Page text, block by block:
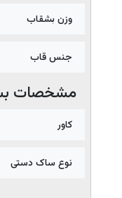
وزن بشقاب
جنس قاب
مشخصات
کاور
نوع ساک دستی